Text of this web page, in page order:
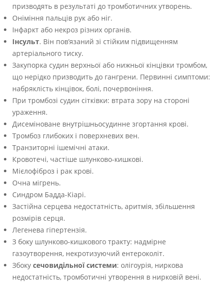
призводять в результаті до тромботичних утворень.
Оніміння пальців рук або ніг.
Інфаркт або некроз різних органів.
Інсульт. Він пов’язаний зі стійким підвищенням
артеріального тиску.
Закупорка судин верхньої або нижньої кінцівки тромбом,
що нерідко призводить до гангрени. Первинні симптоми:
набряклість кінцівок, болі, почервоніння.
При тромбозі судин сітківки: втрата зору на стороні
ураження.
Дисеміноване внутрішньосудинне згортання крові.
Тромбоз глибоких і поверхневих вен.
Транзиторні ішемічні атаки.
Кровотечі, частіше шлунково-кишкові.
Мієлофіброз і рак крові.
Очна мігрень.
Синдром Бадда-Кіарі.
Застійна серцева недостатність, аритмія, збільшення
розмірів серця.
Легенева гіпертензія.
З боку шлунково-кишкового тракту: надмірне
газоутворення, некротизуючий ентероколіт.
Збоку сечовидільної системи: олігоурія, ниркова
недостатність, тромботичні утворення в нирковій вені.